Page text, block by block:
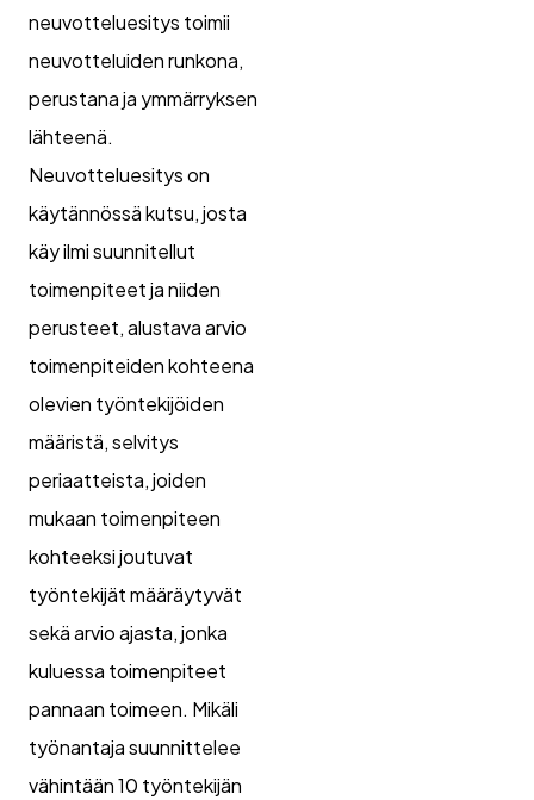
neuvotteluesitys toimii
neuvotteluiden runkona,
perustana ja ymmärryksen
lähteenä.
Neuvotteluesitys on
käytännössä kutsu, josta
käy ilmi suunnitellut
toimenpiteet ja niiden
perusteet, alustava arvio
toimenpiteiden kohteena
olevien työntekijöiden
määristä, selvitys
periaatteista, joiden
mukaan toimenpiteen
kohteeksi joutuvat
työntekijät määräytyvät
sekä arvio ajasta, jonka
kuluessa toimenpiteet
pannaan toimeen. Mikäli
työnantaja suunnittelee
vähintään 10 työntekijän